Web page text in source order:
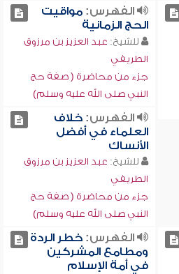
الفهرس:مواقيت
الحج الزمانية
للشيخ: عبد العزيز بن مرزوق
الطريفي
جزء من محاضرة ( صفة حج
النبي صلى الله عليه وسلم)
الفهرس:خلاف
العلماء في أفضل
الأنساك
للشيخ: عبد العزيز بن مرزوق
الطريفي
جزء من محاضرة ( صفة حج
النبي صلى الله عليه وسلم)
الفهرس:خطر الردة
ومطامع المشركين
في أمة الإسلام